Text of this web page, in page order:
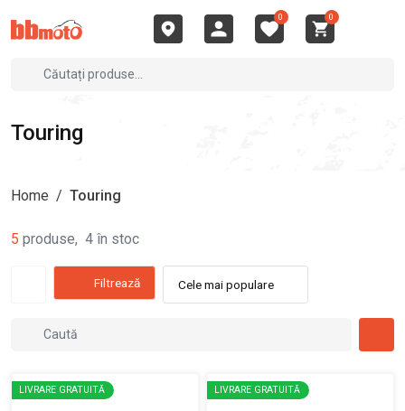
0 0
Touring
Home / Touring
5 produse, 4 în stoc
Filtrează Cele mai populare
LIVRARE GRATUITĂ LIVRARE GRATUITĂ